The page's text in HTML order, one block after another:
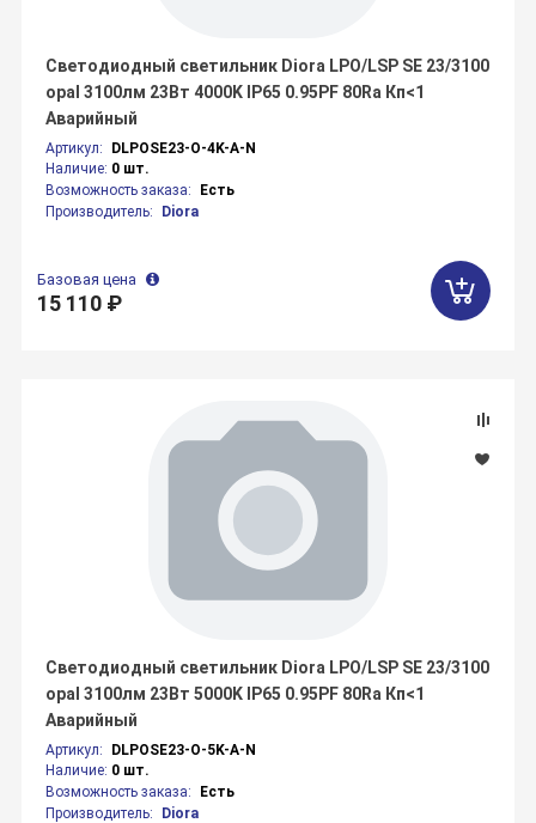
Артикул:
DLPOSE23-O-4K-A-N
Наличие: 0 шт.
Возможность заказа:
Есть
Производитель:
Diora
Светодиодный светильник Diora LPO/LSP SE 23/3100
opal 3100лм 23Вт 4000K IP65 0.95PF 80Ra Кп<1
Аварийный
Базовая цена
15 110 ₽
Артикул:
DLPOSE23-O-5K-A-N
Наличие: 0 шт.
Возможность заказа:
Есть
Производитель:
Diora
Светодиодный светильник Diora LPO/LSP SE 23/3100
opal 3100лм 23Вт 5000K IP65 0.95PF 80Ra Кп<1
Аварийный